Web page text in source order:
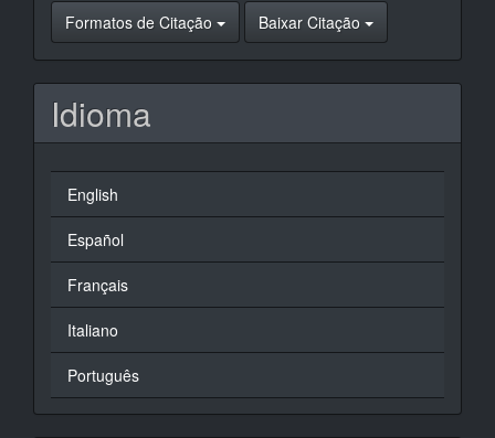
Formatos de Citação Baixar Citação
Idioma
English
Español
Français
Italiano
Português